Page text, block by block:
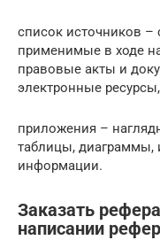
список источников –
применимые в ходе
правовые акты и
электронные
приложения –
таблицы, диаграммы,
информации.
Заказать
написании